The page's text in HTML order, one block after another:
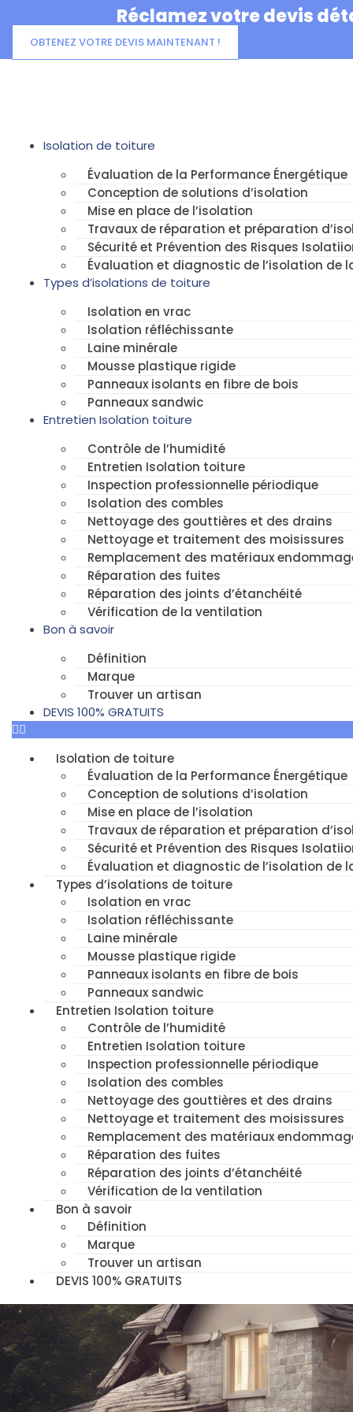
au
contenu
Réclamez votre devis
OBTENEZ VOTRE DEVIS MAINTENANT !
Isolation de toiture
Évaluation de la Performance Énergétique
Conception de solutions d’isolation
Mise en place de l’isolation
Travaux de réparation et préparation
Sécurité et Prévention des Risques
Évaluation et diagnostic de l’isolation de
Types d’isolations de toiture
Isolation en vrac
Isolation réfléchissante
Laine minérale
Mousse plastique rigide
Panneaux isolants en fibre de bois
Panneaux sandwic
Entretien Isolation toiture
Contrôle de l’humidité
Entretien Isolation toiture
Inspection professionnelle périodique
Isolation des combles
Nettoyage des gouttières et des drains
Nettoyage et traitement des moisissures
Remplacement des matériaux
Réparation des fuites
Réparation des joints d’étanchéité
Vérification de la ventilation
Bon à savoir
Définition
Marque
Trouver un artisan
DEVIS 100% GRATUITS
Isolation de toiture
Évaluation de la Performance Énergétique
Conception de solutions d’isolation
Mise en place de l’isolation
Travaux de réparation et préparation
Sécurité et Prévention des Risques
Évaluation et diagnostic de l’isolation de
Types d’isolations de toiture
Isolation en vrac
Isolation réfléchissante
Laine minérale
Mousse plastique rigide
Panneaux isolants en fibre de bois
Panneaux sandwic
Entretien Isolation toiture
Contrôle de l’humidité
Entretien Isolation toiture
Inspection professionnelle périodique
Isolation des combles
Nettoyage des gouttières et des drains
Nettoyage et traitement des moisissures
Remplacement des matériaux
Réparation des fuites
Réparation des joints d’étanchéité
Vérification de la ventilation
Bon à savoir
Définition
Marque
Trouver un artisan
DEVIS 100% GRATUITS